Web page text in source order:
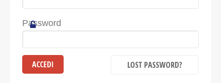
Password
LOST PASSWORD?